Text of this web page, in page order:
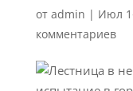
от admin | Июл
комментариев